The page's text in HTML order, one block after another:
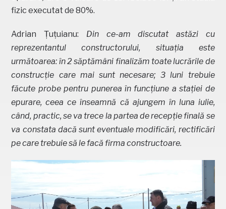
fizic executat de 80%.
Adrian Țuțuianu: Din ce-am discutat astăzi cu
reprezentantul constructorului, situația este
următoarea: în 2 săptămâni finalizăm toate lucrările de
construcție care mai sunt necesare; 3 luni trebuie
făcute probe pentru punerea în funcțiune a stației de
epurare, ceea ce înseamnă că ajungem în luna iulie,
când, practic, se va trece la partea de recepție finală se
va constata dacă sunt eventuale modificări, rectificări
pe care trebuie să le facă firma constructoare.